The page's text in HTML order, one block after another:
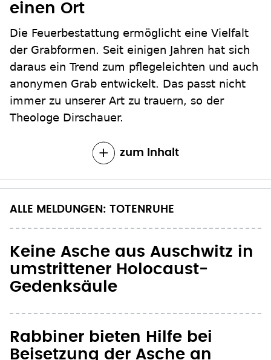
einen Ort
Die Feuerbestattung ermöglicht eine Vielfalt
der Grabformen. Seit einigen Jahren hat sich
daraus ein Trend zum pflegeleichten und auch
anonymen Grab entwickelt. Das passt nicht
immer zu unserer Art zu trauern, so der
Theologe Dirschauer.
zum Inhalt
ALLE MELDUNGEN: TOTENRUHE
Keine Asche aus Auschwitz in
umstrittener Holocaust-
Gedenksäule
Rabbiner bieten Hilfe bei
Beisetzung der Asche an